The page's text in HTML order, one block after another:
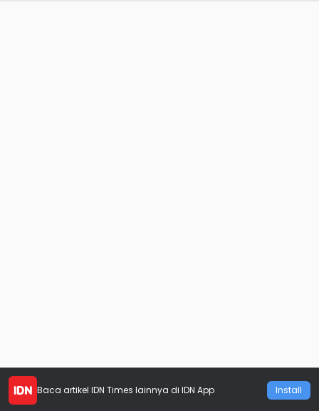
Baca artikel IDN Times lainnya di IDN App Install